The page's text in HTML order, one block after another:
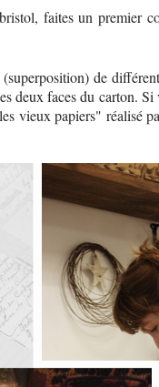
faites un premier
de
deux faces du carton.
vieux papiers" réalisé